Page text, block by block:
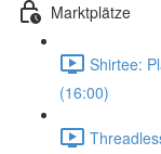
Marktplätze
Shirtee:
(16:00)